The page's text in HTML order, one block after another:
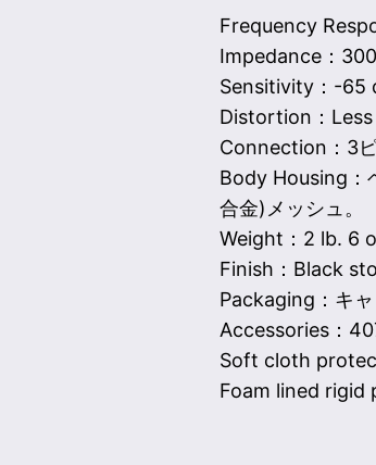
Frequency
Impedance：
Sensitivity：-65
Distortion：Less
Connection：3
Body Housing：
合金)メッシュ。
Weight：2 lb. 6
Finish：Black
Packaging：キ
Accessories：
Soft cloth
Foam lined rigid